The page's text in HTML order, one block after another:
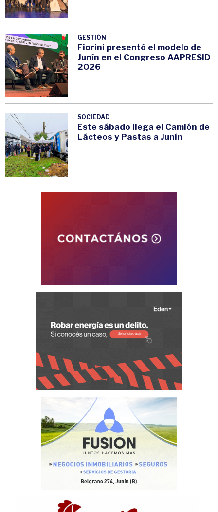
GESTIÓN
Fiorini presentó el modelo de
Junín en el Congreso AAPRESID
2026
SOCIEDAD
Este sábado llega el Camión de
Lácteos y Pastas a Junín